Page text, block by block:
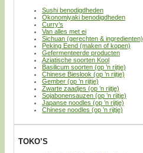
Sushi benodigdheden
Okonomiyaki benodigdheden
Curry’s
Van alles met ei
Sichuan (gerechten & ingredienten)
Peking Eend (maken of kopen)
Gefermenteerde producten
Aziatische soorten Kool
Basilicum soorten (op ’n rijtje)
Chinese Bieslook (op ’n rijtje)
Gember (op ’n rijtje)
Zwarte zaadjes (op ’n rijtje)
Sojabonensauzen (op ’n rijtje)
Japanse noodles (op ’n rijtje)
Chinese noodles (op ’n rijtje)
TOKO’S